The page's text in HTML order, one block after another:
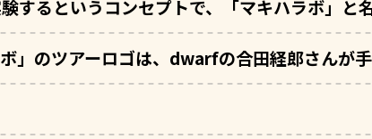
ご来場の皆様へ
にありがとうございます。コンサートに関する注意事項がござ
するというコンセプトで、 「マキハラボ」と
」のツアーロゴは、dwarfの合田経郎さんが